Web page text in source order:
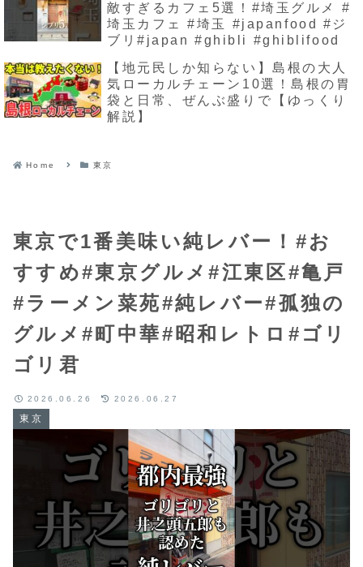
敵すぎるカフェ5選！#埼玉グルメ #
埼玉カフェ #埼玉 #japanfood #ジ
ブリ#japan #ghibli #ghiblifood
【地元民しか知らない】島根の大人
気ローカルチェーン10選！島根の胃
袋と日常、ぜんぶ盛りで【ゆっくり
解説】
Home 東京
東京で1番美味い純レバー！#お
すすめ#東京グルメ#江東区#亀戸
#ラーメン菜苑#純レバー#孤独の
グルメ#町中華#昭和レトロ#ゴリ
ゴリ君
東京
2026.06.26 2026.06.27